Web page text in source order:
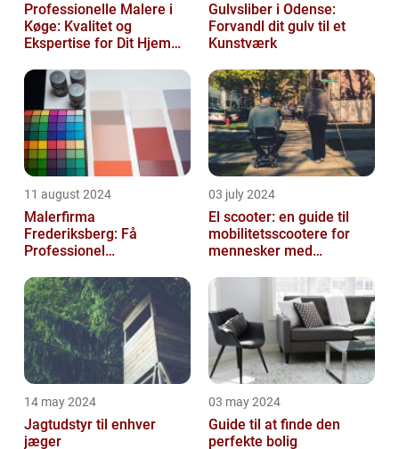
Professionelle Malere i
Køge: Kvalitet og
Ekspertise for Dit Hjem
Gulvsliber i Odense:
Forvandl dit gulv til et
Kunstværk
11 august 2024
Malerfirma
Frederiksberg: Få
Professionel
eller virksomhed
03 july 2024
El scooter: en guide til
mobilitetsscootere for
mennesker med
14 may 2024
Jagtudstyr til enhver
jæger
03 may 2024
Guide til at finde den
perfekte bolig